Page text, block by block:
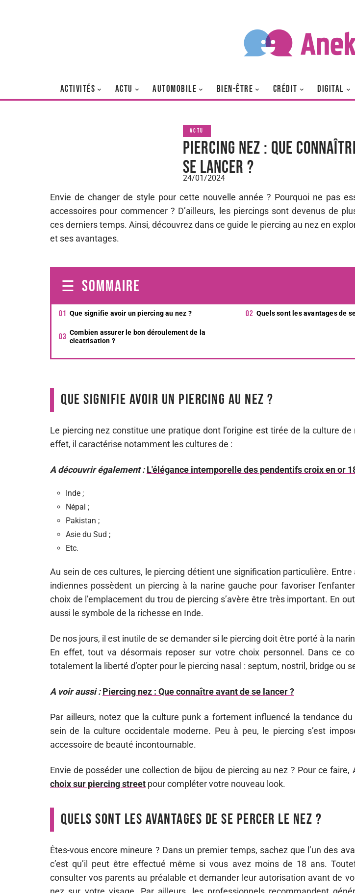
ACTIVITÉS ACTU AUTOMOBILE BIEN-ÊTRE CRÉDIT DIGITAL
ACTU
Piercing nez : Que
se lancer ?
24/01/2024
Envie de changer de style pour cette nouvelle année ? Pourquoi ne pas
accessoires pour commencer ? D’ailleurs, les piercings sont devenus de
ces derniers temps. Ainsi, découvrez dans ce guide le piercing au nez en
et ses avantages.
SOMMAIRE
Que signifie avoir un piercing au nez ? Quels sont les avantages de
Combien assurer le bon déroulement de la
cicatrisation ?
Que signifie avoir un piercing au nez ?
Le piercing nez constitue une pratique dont l’origine est tirée de la culture de
effet, il caractérise notamment les cultures de :
A découvrir également : L'élégance intemporelle des pendentifs croix en or
Inde ;
Népal ;
Pakistan ;
Asie du Sud ;
Etc.
Au sein de ces cultures, le piercing détient une signification particulière.
indiennes possèdent un piercing à la narine gauche pour favoriser
choix de l’emplacement du trou de piercing s’avère être très important. En
aussi le symbole de la richesse en Inde.
De nos jours, il est inutile de se demander si le piercing doit être porté à la
En effet, tout va désormais reposer sur votre choix personnel. Dans ce
totalement la liberté d’opter pour le piercing nasal : septum, nostril, bridge ou
A voir aussi : Piercing nez : Que connaître avant de se lancer ?
Par ailleurs, notez que la culture punk a fortement influencé la tendance
sein de la culture occidentale moderne. Peu à peu, le piercing s’est
accessoire de beauté incontournable.
Envie de posséder une collection de bijou de piercing au nez ? Pour ce faire,
choix sur piercing street pour compléter votre nouveau look.
Quels sont les avantages de se percer le nez ?
Êtes-vous encore mineure ? Dans un premier temps, sachez que l’un des
c’est qu’il peut être effectué même si vous avez moins de 18 ans.
consulter vos parents au préalable et demander leur autorisation avant de